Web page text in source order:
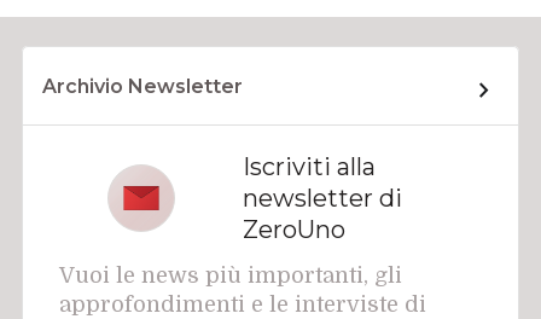
Archivio Newsletter
Iscriviti alla
newsletter di
ZeroUno
Vuoi le news più importanti, gli
approfondimenti e le interviste di